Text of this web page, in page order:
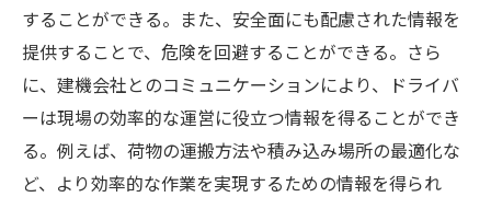
することができる。また、安全面にも配慮された情報を
提供することで、危険を回避することができる。さら
に、建機会社とのコミュニケーションにより、ドライバ
ーは現場の効率的な運営に役立つ情報を得ることができ
る。例えば、荷物の運搬方法や積み込み場所の最適化な
ど、より効率的な作業を実現するための情報を得られ